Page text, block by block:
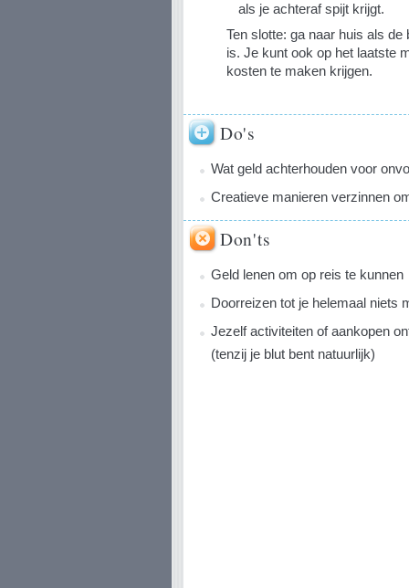
als je achteraf spijt krijgt.
Ten slotte: ga naar huis als
is. Je kunt ook op het laatste
kosten te maken krijgen.
Do's
Wat geld achterhouden voor
Creatieve manieren verzinnen
Don'ts
Geld lenen om op reis te kunnen
Doorreizen tot je helemaal niets
Jezelf activiteiten of aankopen
(tenzij je blut bent natuurlijk)